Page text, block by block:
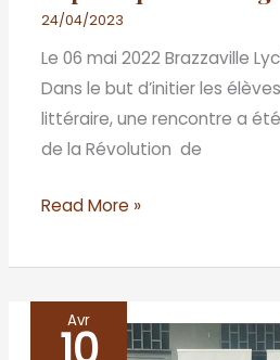
24/04/2023
Le 06 mai 2022 Brazzaville
Dans le but d’initier les
littéraire, une rencontre a
de la Révolution de
Read More »
Avr
Café